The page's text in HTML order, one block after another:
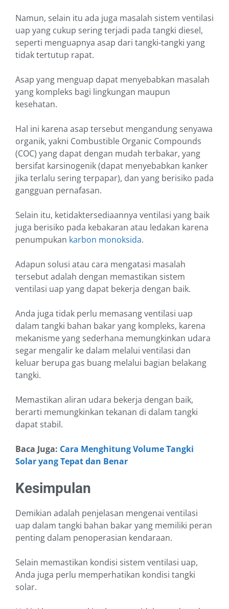
Namun, selain itu ada juga masalah sistem ventilasi
uap yang cukup sering terjadi pada tangki diesel,
seperti menguapnya asap dari tangki-tangki yang
tidak tertutup rapat.
Asap yang menguap dapat menyebabkan masalah
yang kompleks bagi lingkungan maupun
kesehatan.
Hal ini karena asap tersebut mengandung senyawa
organik, yakni Combustible Organic Compounds
(COC) yang dapat dengan mudah terbakar, yang
bersifat karsinogenik (dapat menyebabkan kanker
jika terlalu sering terpapar), dan yang berisiko pada
gangguan pernafasan.
Selain itu, ketidaktersediaannya ventilasi yang baik
juga berisiko pada kebakaran atau ledakan karena
penumpukan karbon monoksida.
Adapun solusi atau cara mengatasi masalah
tersebut adalah dengan memastikan sistem
ventilasi uap yang dapat bekerja dengan baik.
Anda juga tidak perlu memasang ventilasi uap
dalam tangki bahan bakar yang kompleks, karena
mekanisme yang sederhana memungkinkan udara
segar mengalir ke dalam melalui ventilasi dan
keluar berupa gas buang melalui bagian belakang
tangki.
Memastikan aliran udara bekerja dengan baik,
berarti memungkinkan tekanan di dalam tangki
dapat stabil.
Baca Juga: Cara Menghitung Volume Tangki
Solar yang Tepat dan Benar
Kesimpulan
Demikian adalah penjelasan mengenai ventilasi
uap dalam tangki bahan bakar yang memiliki peran
penting dalam penoperasian kendaraan.
Selain memastikan kondisi sistem ventilasi uap,
Anda juga perlu memperhatikan kondisi tangki
solar.